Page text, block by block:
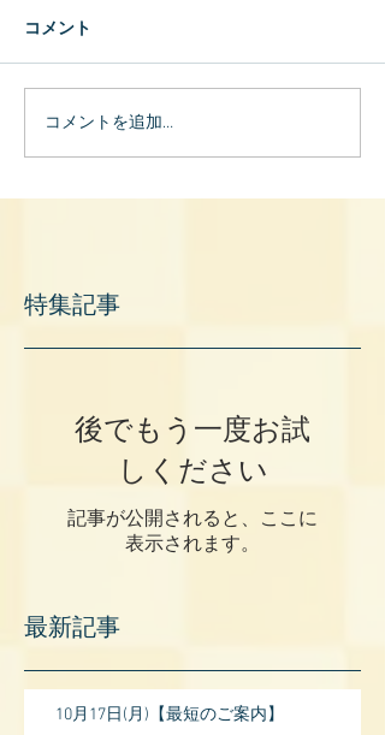
コメント
コメントを追加…
特集記事
後でもう一度お試
しください
記事が公開されると、ここに
表示されます。
最新記事
10月17日(月)【最短のご案内】